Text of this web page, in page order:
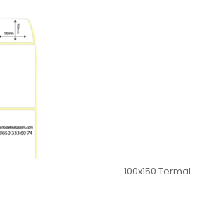
100x150 Termal